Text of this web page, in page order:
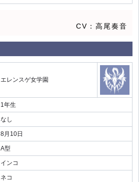
CV：高尾奏音
エレンスゲ女学園
1年生
なし
8月10日
A型
インコ
ネコ